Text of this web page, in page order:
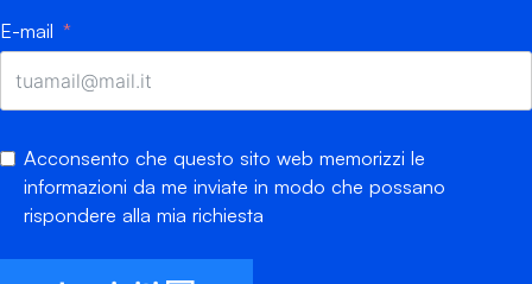
E-mail
Acconsento che questo sito web memorizzi le
informazioni da me inviate in modo che possano
rispondere alla mia richiesta